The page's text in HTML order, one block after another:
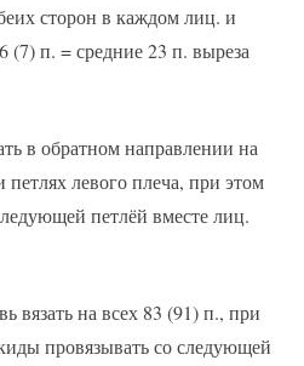
сторон в каждом лиц. и
(7) п. = средние 23 п. выреза
в обратном направлении на
левого плеча, при этом
петлёй вместе лиц.
вязать на всех 83 (91) п., при
провязывать со следующей